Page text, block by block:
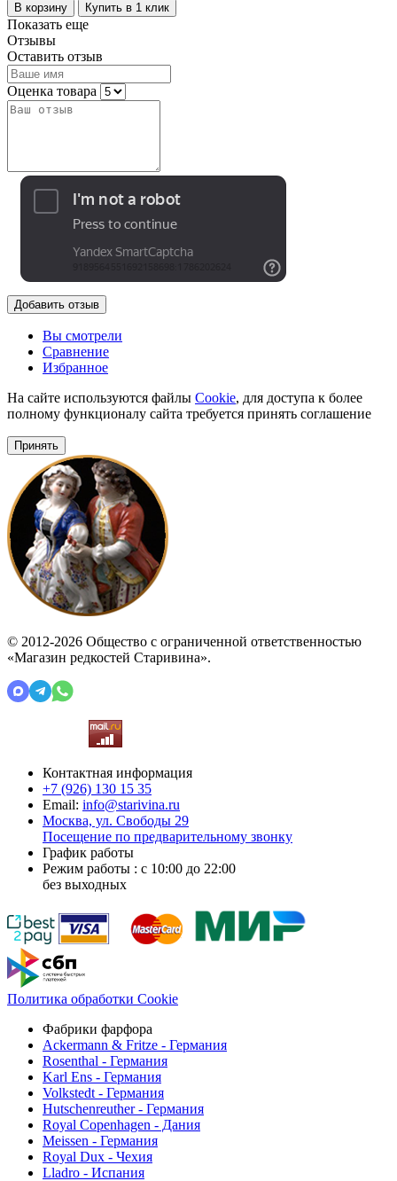
В корзину Купить в 1 клик
Показать еще
Отзывы
Оставить отзыв
Оценка товара
Добавить отзыв
Вы смотрели
Сравнение
Избранное
На сайте используются файлы Cookie, для доступа к более
полному функционалу сайта требуется принять соглашение
Принять
© 2012-2026 Общество с ограниченной ответственностью
«Магазин редкостей Старивина».
Контактная информация
+7 (926) 130 15 35
Email: info@starivina.ru
Москва, ул. Свободы 29
Посещение по предварительному звонку
График работы
Режим работы : с 10:00 до 22:00
без выходных
Политика обработки Cookie
Фабрики фарфора
Ackermann & Fritze - Германия
Rosenthal - Германия
Karl Ens - Германия
Volkstedt - Германия
Hutschenreuther - Германия
Royal Copenhagen - Дания
Meissen - Германия
Royal Dux - Чехия
Lladro - Испания